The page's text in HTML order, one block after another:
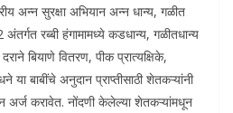
अन्न सुरक्षा अभियान अन्न धान्य, गळीत
रब्बी हंगामामध्ये कडधान्य, गळीतधान्य
बियाणे वितरण, पीक प्रात्यक्षिके,
बाबींचे अनुदान प्राप्तीसाठी शेतकऱ्यांनी
अर्ज करावेत. नोंदणी केलेल्या शेतकऱ्यांमधून